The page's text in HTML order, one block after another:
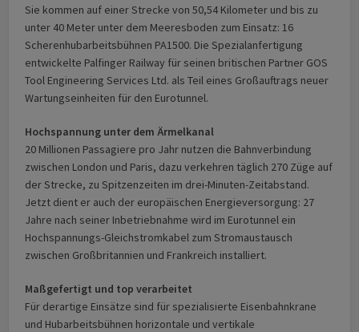
Sie kommen auf einer Strecke von 50,54 Kilometer und bis zu
unter 40 Meter unter dem Meeresboden zum Einsatz: 16
Scherenhubarbeitsbühnen PA1500. Die Spezialanfertigung
entwickelte Palfinger Railway für seinen britischen Partner GOS
Tool Engineering Services Ltd. als Teil eines Großauftrags neuer
Wartungseinheiten für den Eurotunnel.
Hochspannung unter dem Ärmelkanal
20 Millionen Passagiere pro Jahr nutzen die Bahnverbindung
zwischen London und Paris, dazu verkehren täglich 270 Züge auf
der Strecke, zu Spitzenzeiten im drei-Minuten-Zeitabstand.
Jetzt dient er auch der europäischen Energieversorgung: 27
Jahre nach seiner Inbetriebnahme wird im Eurotunnel ein
Hochspannungs-Gleichstromkabel zum Stromaustausch
zwischen Großbritannien und Frankreich installiert.
Maßgefertigt und top verarbeitet
Für derartige Einsätze sind für spezialisierte Eisenbahnkrane
und Hubarbeitsbühnen horizontale und vertikale